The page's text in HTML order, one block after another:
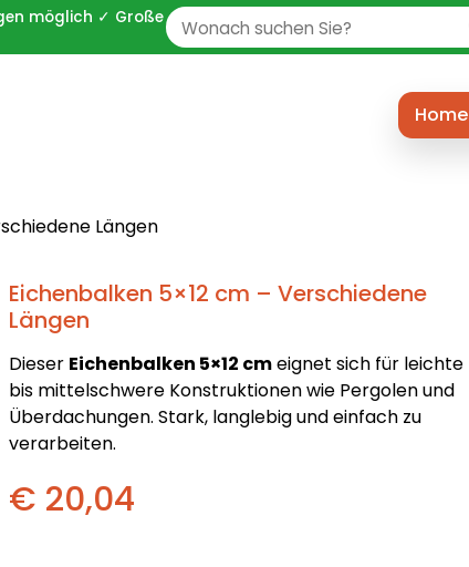
möglich ✓ Große
Zoeken
naar:
Home
Längen
Eichenbalken 5×12 cm – Verschiedene
Längen
Dieser Eichenbalken 5×12 cmeignet sich für leichte
bis mittelschwere Konstruktionen wie Pergolen und
Überdachungen. Stark, langlebig und einfach zu
verarbeiten.
€ 20,04